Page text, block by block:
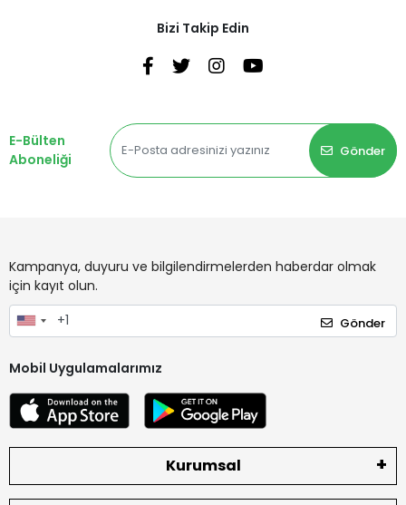
Bizi Takip Edin
E-Bülten
Aboneliği
Gönder
Kampanya, duyuru ve bilgilendirmelerden haberdar olmak
için kayıt olun.
Gönder
Mobil Uygulamalarımız
Kurumsal